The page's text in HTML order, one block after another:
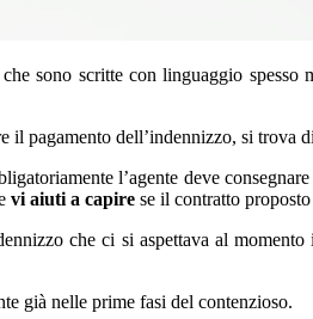
che sono scritte con linguaggio spesso
pagamento dell’indennizzo, si trova
l’agente deve
vi aiuti a capire se il contratto
che ci si aspettava al
già nelle prime fasi del contenzioso.